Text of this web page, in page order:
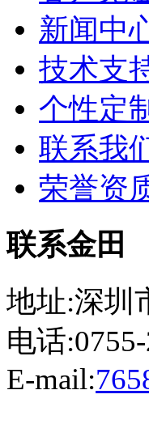
新闻中
技术支
个性定
联系我
荣誉资
联系金田
地址:深圳
电话
E-mail: